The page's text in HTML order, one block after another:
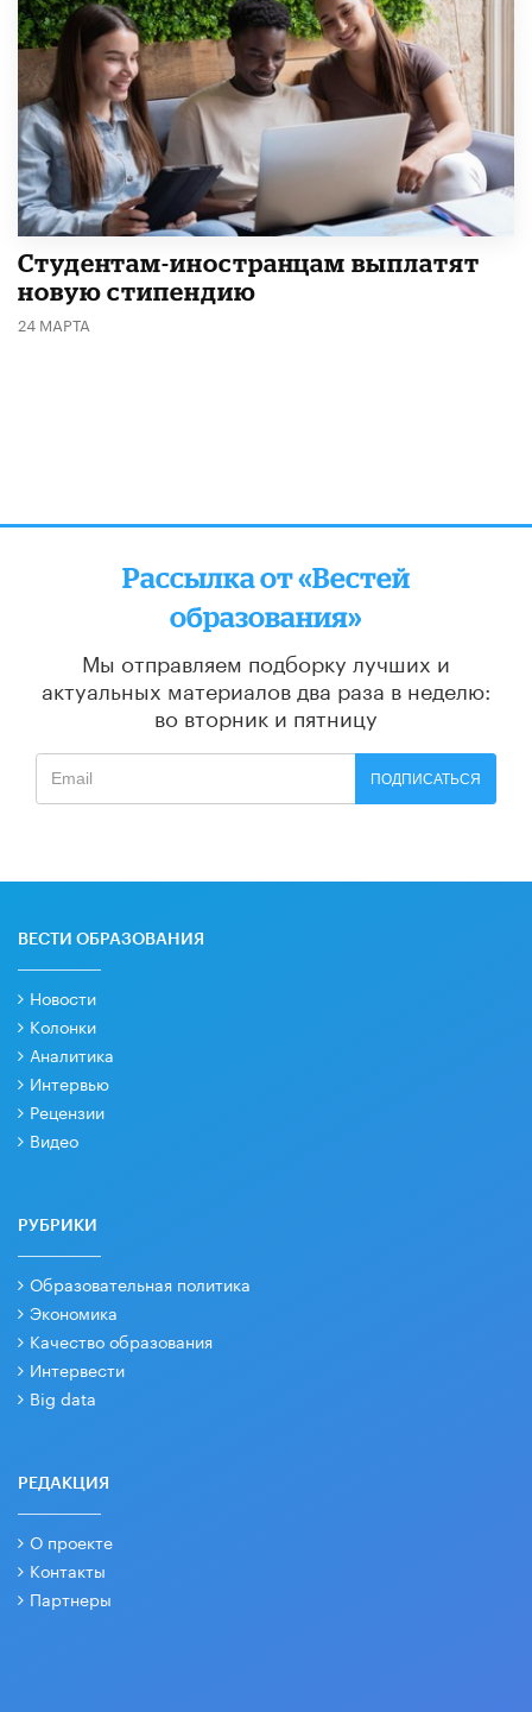
Студентам-иностранцам выплатят
новую стипендию
24 МАРТА
Рассылка от «Вестей
образования»
Мы отправляем подборку лучших и
актуальных материалов два раза в неделю:
во вторник и пятницу
ПОДПИСАТЬСЯ
ВЕСТИ ОБРАЗОВАНИЯ
Новости
Колонки
Аналитика
Интервью
Рецензии
Видео
РУБРИКИ
Образовательная политика
Экономика
Качество образования
Интервести
Big data
РЕДАКЦИЯ
О проекте
Контакты
Партнеры